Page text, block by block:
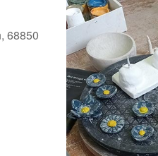
Office 365
68850